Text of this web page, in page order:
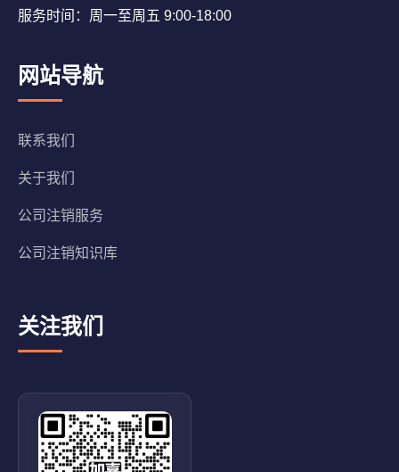
服务时间：周一至周五 9:00-18:00
网站导航
联系我们
关于我们
公司注销服务
公司注销知识库
关注我们